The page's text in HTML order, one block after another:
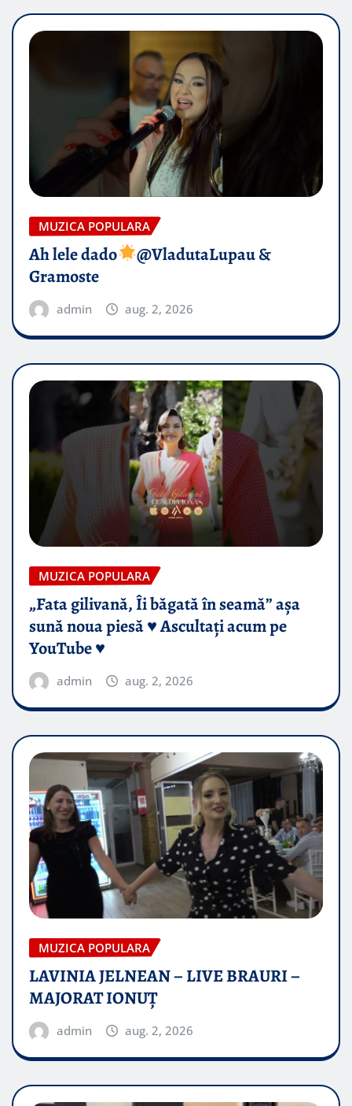
MUZICA POPULARA
Ah lele dado​
@VladutaLupau &
Gramoste
admin aug. 2, 2026
MUZICA POPULARA
„Fata gilivană, Îi băgată în seamă” așa
sună noua piesă ♥️ Ascultați acum pe
YouTube ♥️
admin aug. 2, 2026
MUZICA POPULARA
LAVINIA JELNEAN – LIVE BRAURI –
MAJORAT IONUŢ
admin aug. 2, 2026